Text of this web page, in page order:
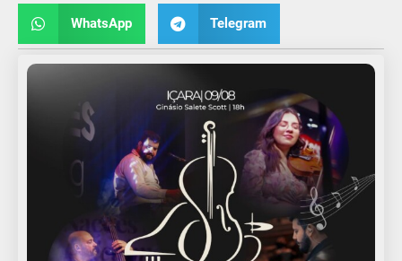
WhatsApp Telegram